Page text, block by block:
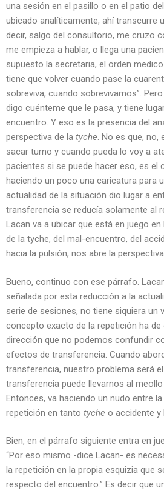
una sesión en el pasillo o en el patio
ubicado analíticamente, ahí transcurre
decir, salgo del consultorio, me cruzo
me empieza a hablar, o llega una
supuesto la secretaria, el orden
tiene que volver cuando pase la
sobreviva, cuando sobrevivamos”.
digo cuénteme que le pasa, y tiene
encuentro. Y eso es la presencia del
perspectiva de la tyche. No es que, no,
sacar turno y cuando pueda lo voy a
pacientes si se puede hacer eso, es el
haciendo un poco una caricatura para
actualidad de la situación dio lugar a
transferencia se reducía solamente al
Lacan va a ubicar que está en juego
de la tyche, del mal-encuentro, del
hacia la pulsión, nos abre la
Bueno, continuo con ese párrafo.
señalada por esta reducción a la
serie de sesiones, no tiene siquiera un
concepto exacto de la repetición ha
dirección que no podemos confundir
efectos de transferencia. Cuando
transferencia, nuestro problema será
transferencia puede llevarnos al meollo
Entonces, va haciendo un nudo entre
repetición en tanto tyche o accidente y
Bien, en el párrafo siguiente entra en
“Por eso mismo -dice Lacan- es
la repetición en la propia esquizia que
respecto del encuentro.” Es decir que